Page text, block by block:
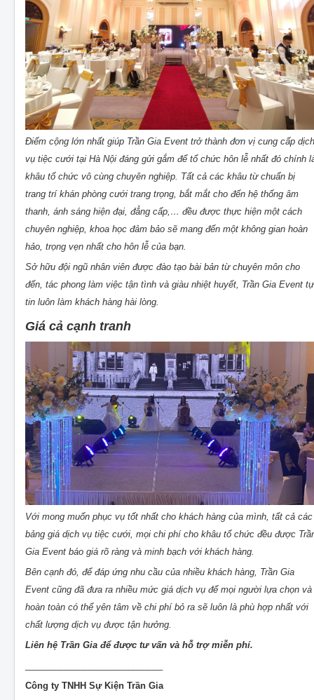
Điểm cộng lớn nhất giúp Trần Gia Event trở thành đơn vị cung cấp dịch
vụ tiệc cưới tại Hà Nội đáng gửi gắm để tổ chức hôn lễ nhất đó chính
khâu tổ chức vô cùng chuyên nghiệp. Tất cả các khâu từ chuẩn bị
trang trí khán phòng cưới trang trọng, bắt mắt cho đến hệ thống âm
thanh, ánh sáng hiện đại, đẳng cấp,… đều được thực hiện một cách
chuyên nghiệp, khoa học đảm bảo sẽ mang đến một không gian hoàn
hảo, trọng vẹn nhất cho hôn lễ của bạn.
Sở hữu đội ngũ nhân viên được đào tạo bài bản từ chuyên môn cho
đến, tác phong làm việc tận tình và giàu nhiệt huyết, Trần Gia Event tự
tin luôn làm khách hàng hài lòng.
Giá cả cạnh tranh
Với mong muốn phục vụ tốt nhất cho khách hàng của mình, tất cả các
bảng giá dịch vụ tiệc cưới, mọi chi phí cho khâu tổ chức đều được
Gia Event báo giá rõ ràng và minh bạch với khách hàng.
Bên cạnh đó, để đáp ứng nhu cầu của nhiều khách hàng, Trần Gia
Event cũng đã đưa ra nhiều mức giá dịch vụ để mọi người lựa chọn và
hoàn toàn có thể yên tâm về chi phí bỏ ra sẽ luôn là phù hợp nhất với
chất lượng dịch vụ được tận hưởng.
Liên hệ Trần Gia để được tư vấn và hỗ trợ miễn phí.
Công ty TNHH Sự Kiện Trần Gia